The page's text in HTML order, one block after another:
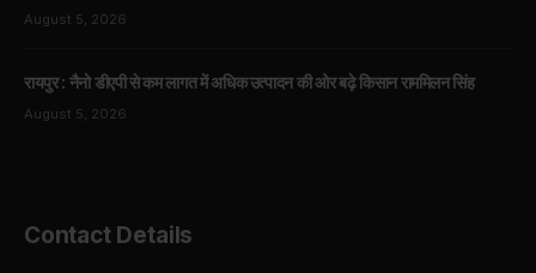
August 5, 2026
रायपुर : नैनो डीएपी से कम लागत में अधिक उत्पादन की ओर बढ़े किसान राममिलन सिंह
August 5, 2026
Contact Details